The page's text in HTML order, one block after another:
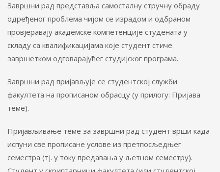
Завршни рад представља самосталну стручну обраду
одређеног проблема чијом се израдом и одбраном
провјеравају академске компетенције студената у
складу са квалификацијама које студент стиче
завршетком одговарајућег студијског програма.
Завршни рад пријављује се студентској служби
факултета на прописаном обрасцу (у прилогу: Пријава
теме).
Пријављивање теме за завршни рад студент врши када
испуни све прописане услове из претпосљедњег
семестра (тј. у току предавања у љетном семестру).